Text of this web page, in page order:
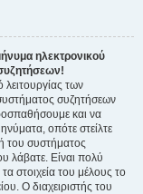
ηλεκτρονικού
των
συζητήσεων
και να
οπότε στείλτε
του συστήματος
λάβατε. Είναι πολύ
στοιχεία του μέλους το
Ο διαχειριστής του